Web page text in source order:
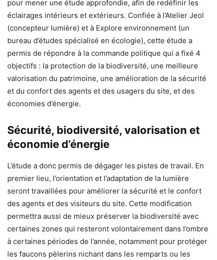
pour mener une étude approfondie, afin de redéfinir les
éclairages intérieurs et extérieurs. Confiée à l’Atelier Jeol
(concepteur lumière) et à Explore environnement (un
bureau d’études spécialisé en écologie), cette étude a
permis de répondre à la commande politique qui a fixé 4
objectifs : la protection de la biodiversité, une meilleure
valorisation du patrimoine, une amélioration de la sécurité
et du confort des agents et des usagers du site, et des
économies d’énergie.
Sécurité, biodiversité, valorisation et
économie d’énergie
L’étude a donc permis de dégager les pistes de travail. En
premier lieu, l’orientation et l’adaptation de la lumière
seront travaillées pour améliorer la sécurité et le confort
des agents et des visiteurs du site. Cette modification
permettra aussi de mieux préserver la biodiversité avec
certaines zones qui resteront volontairement dans l’ombre
à certaines périodes de l’année, notamment pour protéger
les faucons pèlerins nichant dans les remparts ou les